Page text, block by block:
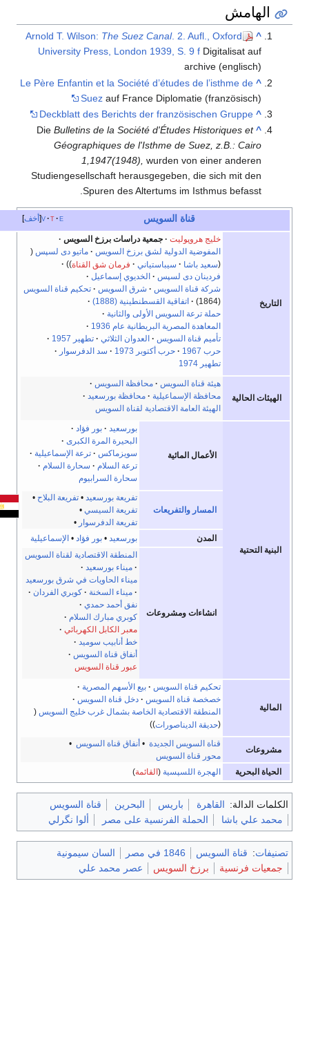
الهامش
Arnold T. Wilson: The Suez Canal. 2. Aufl., Oxford
University Press, London 1939, S. 9 fDigitalisat auf
archive (englisch)
Le Père Enfantin et la Société d’études de l’isthme de
Suez auf France Diplomatie (französisch)
Deckblatt des Berichts der französischen Gruppe
DieBulletins de la Société d'Études Historiques et
Géographiques de l'Isthme de Suez, z.B.: Cairo
1,1947(1948),wurden von einer anderen
Studiengesellschaft herausgegeben, die sich mit den
Spuren des Altertums im Isthmus befasst.
أخف v قناة السويس
التاريخ
خليج هروپوليت
جمعية دراسات برزخ السويس
المفوضية الدولية لشق برزخ السويس
ماتيو دى لسپس
سعيد باشا
سيباستياني
فرمان شق القناة
فردينان دى لسپس
الخديوي إسماعيل
شركة قناة السويس
شرق السويس
تحكيم قناة السويس
اتفاقية القسطنطينية (1888)
حملة ترعة السويس الأولى والثانية
المعاهدة المصرية البريطانية عام 1936
تأميم قناة السويس
العدوان الثلاثي
تطهير 1957
حرب 1967
حرب أكتوبر 1973
سد الدفرسوار
تطهير 1974
الهيئات الحالية
هيئة قناة السويس
محافظة السويس
محافظة الإسماعيلية
محافظة بورسعيد
الهيئة العامة الاقتصادية لقناة السويس
البنية التحتية
الأعمال المائية
بورسعيد
بور فؤاد
البحيرة المرة الكبرى
سويزماكس
ترعة الإسماعيلية
ترعة السلام
سحارة السلام
سحارة السرابيوم
المسار والتفريعات
تفريعة بورسعيد •تفريعة البلاح•
تفريعة السيسي•
تفريعة الدفرسوار •
المدن
بورسعيد •بور فؤاد •الإسماعيلية
انشاءات ومشروعات
المنطقة الاقتصادية لقناة السويس
ميناء بورسعيد
ميناء الحاويات في شرق بورسعيد
ميناء السخنة
كوبري الفردان
نفق أحمد حمدي
كوبري مبارك السلام
معبر الكابل الكهربائي
خط أنابيب سوميد
أنفاق قناة السويس
عبور قناة السويس
المالية
تحكيم قناة السويس
بيع الأسهم المصرية
خصخصة قناة السويس
دخل قناة السويس
المنطقة الاقتصادية الخاصة بشمال غرب خليج السويس
حديقة الديناصورات
مشروعات
قناة السويس الجديدة•أنفاق قناة السويس•
محور قناة السويس
الحياة البحرية
الهجرة اللسپسية(القائمة)
الكلمات الدالة: القاهرة باريس البحرين
قناة السويس
محمد علي باشا
الحملة الفرنسية على مصر ألوا نگرلي
تصنيفات: قناة السويس 1846 في مصر
السان سيمونية
جمعيات فرنسية
برزخ السويس عصر محمد علي